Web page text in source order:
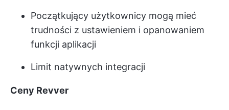
Początkujący użytkownicy mogą mieć
trudności z ustawieniem i opanowaniem
funkcji aplikacji
Limit natywnych integracji
Ceny Revver